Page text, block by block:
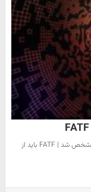
معاون وزیر اقتصاد:زمان خروج ایران از لیست سیاه FATF مشخص شد | FATF باید از